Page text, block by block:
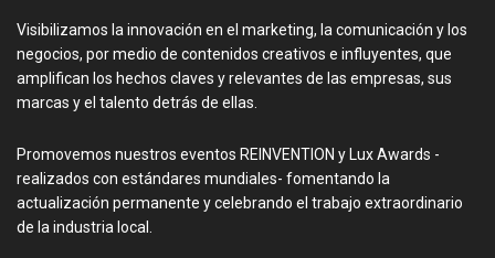
Visibilizamos la innovación en el marketing, la comunicación y los
negocios, por medio de contenidos creativos e influyentes, que
amplifican los hechos claves y relevantes de las empresas, sus
marcas y el talento detrás de ellas.
Promovemos nuestros eventos REINVENTION y Lux Awards -
realizados con estándares mundiales- fomentando la
actualización permanente y celebrando el trabajo extraordinario
de la industria local.